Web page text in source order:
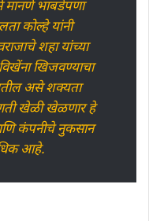
भाबडेपणा
कोल्हे यांनी
शहा यांच्या
खिजवण्याचा
असे शक्यता
खेळी खेळणार हे
कंपनीचे नुकसान
आहे.